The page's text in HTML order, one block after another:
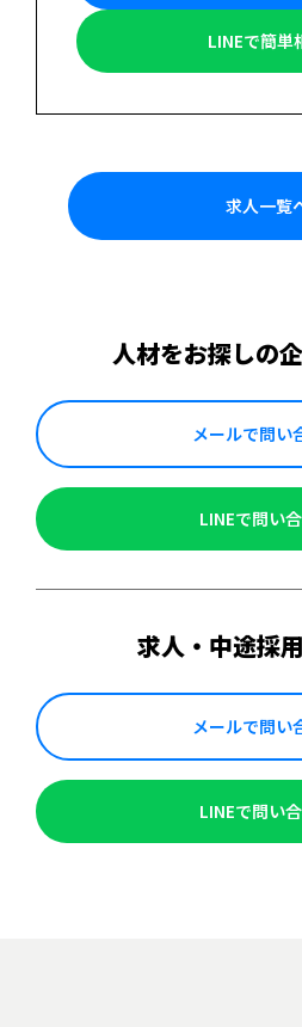
LINEで簡単
求人一覧
人材をお探しの
メールで問い
LINEで問い
求人・中途採
メールで問い
LINEで問い